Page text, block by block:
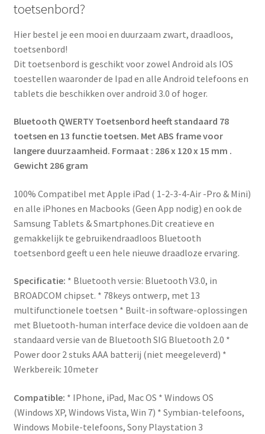
toetsenbord?
Hier bestel je een mooi en duurzaam zwart, draadloos,
toetsenbord!
Dit toetsenbord is geschikt voor zowel Android als IOS
toestellen waaronder de Ipad en alle Android telefoons en
tablets die beschikken over android 3.0 of hoger.
Bluetooth QWERTY Toetsenbord heeft standaard 78
toetsen en 13 functie toetsen. Met ABS frame voor
langere duurzaamheid. Formaat : 286 x 120 x 15 mm .
Gewicht 286 gram
100% Compatibel met Apple iPad ( 1-2-3-4-Air -Pro & Mini)
en alle iPhones en Macbooks (Geen App nodig) en ook de
Samsung Tablets & Smartphones.Dit creatieve en
gemakkelijk te gebruikendraadloos Bluetooth
toetsenbord geeft u een hele nieuwe draadloze ervaring.
Specificatie: * Bluetooth versie: Bluetooth V3.0, in
BROADCOM chipset. * 78keys ontwerp, met 13
multifunctionele toetsen * Built-in software-oplossingen
met Bluetooth-human interface device die voldoen aan de
standaard versie van de Bluetooth SIG Bluetooth 2.0 *
Power door 2 stuks AAA batterij (niet meegeleverd) *
Werkbereik: 10meter
Compatible: * IPhone, iPad, Mac OS * Windows OS
(Windows XP, Windows Vista, Win 7) * Symbian-telefoons,
Windows Mobile-telefoons, Sony Playstation 3